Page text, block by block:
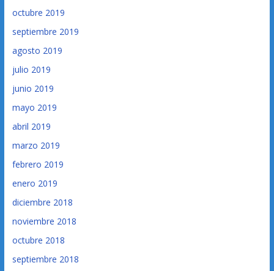
octubre 2019
septiembre 2019
agosto 2019
julio 2019
junio 2019
mayo 2019
abril 2019
marzo 2019
febrero 2019
enero 2019
diciembre 2018
noviembre 2018
octubre 2018
septiembre 2018